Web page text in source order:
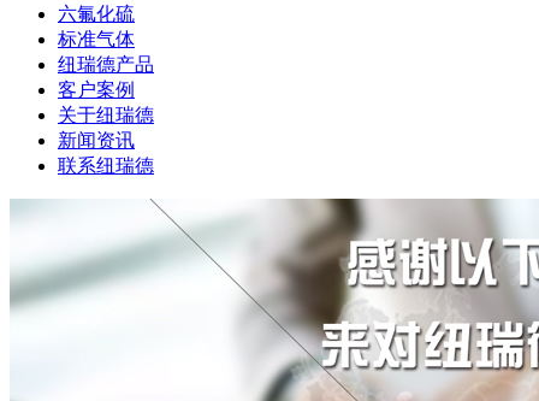
六氟化硫
标准气体
纽瑞德产品
客户案例
关于纽瑞德
新闻资讯
联系纽瑞德